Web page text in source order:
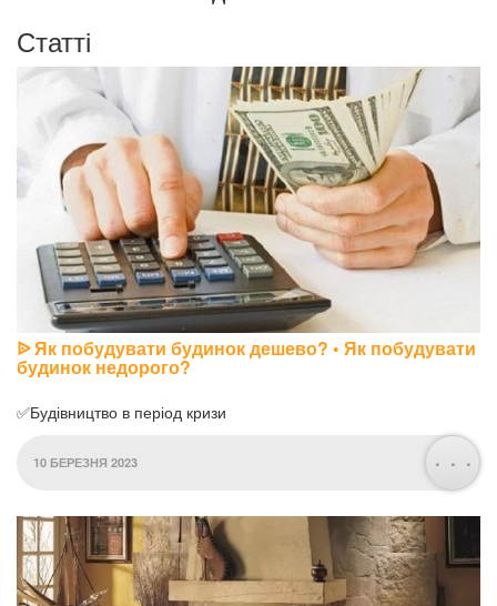
Статті
ᐉ Як побудувати будинок дешево? • Як побудувати
будинок недорого?
✅Будівництво в період кризи
10 БЕРЕЗНЯ 2023 . . .